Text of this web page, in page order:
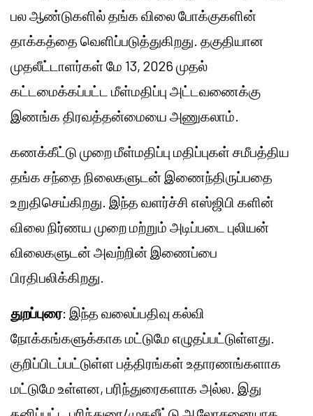
பல ஆண்டுகளில் தங்க விலை போக்குகளின்
தாக்கத்தை வெளிப்படுத்துகிறது. தகுதியான
முதலீட்டாளர்கள் மே 13, 2026 முதல்
கட்டமைக்கப்பட்ட மீள்மதிப்பு அட்டவணைக்கு
இணங்க திரவத்தன்மையை அணுகலாம்.
கணக்கீட்டு முறை மீள்மதிப்பு மதிப்புகள் சமீபத்திய
தங்க சந்தை நிலைகளுடன் இணைந்திருப்பதை
உறுதிசெய்கிறது. இந்த வளர்ச்சி எஸ்ஜிபி களின்
விலை நிர்ணய முறை மற்றும் அடிப்படை புலியன்
விலைகளுடன் அவற்றின் இணைப்பை
பிரதிபலிக்கிறது.
துறப்புரை: இந்த வலைப்பதிவு கல்வி
நோக்கங்களுக்காக மட்டுமே எழுதப்பட்டுள்ளது.
குறிப்பிடப்பட்டுள்ள பத்திரங்கள் உதாரணங்களாக
மட்டுமே உள்ளன, பரிந்துரைகளாக அல்ல. இது